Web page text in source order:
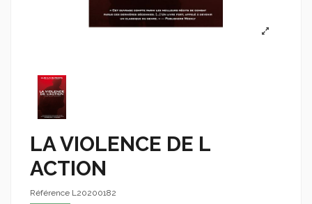
LA VIOLENCE DE L
ACTION
Référence L20200182